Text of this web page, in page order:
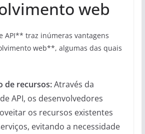
web
API** traz inúmeras vantagens
web**, algumas das quais
de recursos:Através da
API, os desenvolvedores
os recursos existentes
evitando a necessidade